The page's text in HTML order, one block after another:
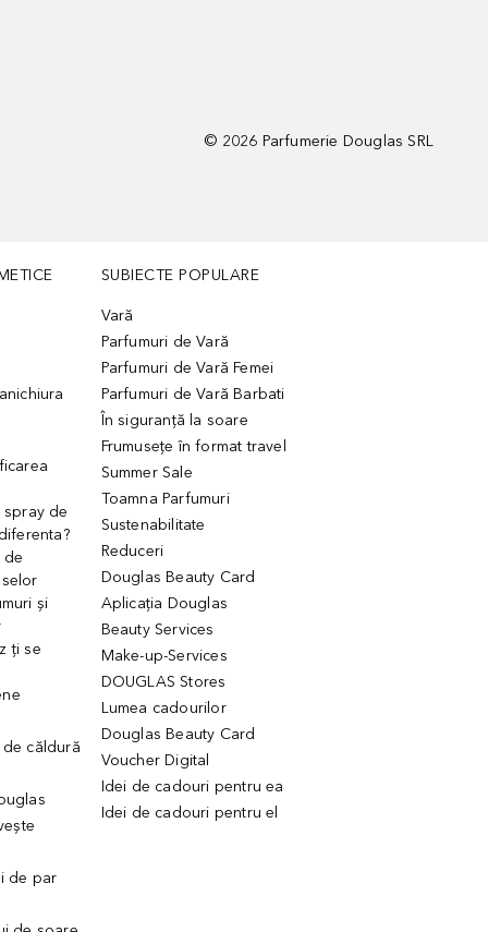
© 2026 Parfumerie Douglas SRL
spray de
de
și
ți se
căldură
de par
SUBIECTE POPULARE
Vară
Parfumuri de Vară
Parfumuri de Vară Femei
Parfumuri de Vară Barbati
În siguranță la soare
Frumusețe în format travel
Summer Sale
Toamna Parfumuri
Sustenabilitate
Reduceri
Douglas Beauty Card
Aplicația Douglas
Beauty Services
Make-up-Services
DOUGLAS Stores
Lumea cadourilor
Douglas Beauty Card
Voucher Digital
Idei de cadouri pentru ea
Idei de cadouri pentru el